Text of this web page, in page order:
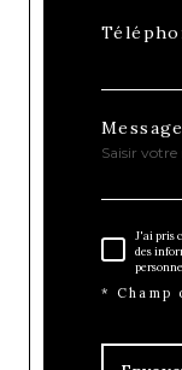
J'ai pris
des
* Champ